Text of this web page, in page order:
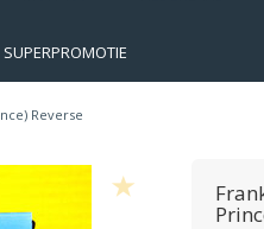
SUPERPROMOTIE
Reverse